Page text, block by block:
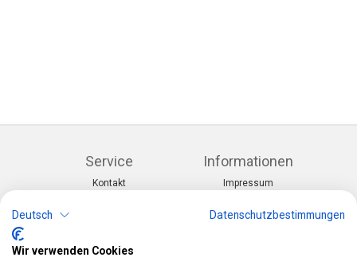
Service
Kontakt
Informationen
Impressum
Datenschutz
Kategorien
Deutsch Datenschutzbestimmungen
Wir verwenden Cookies